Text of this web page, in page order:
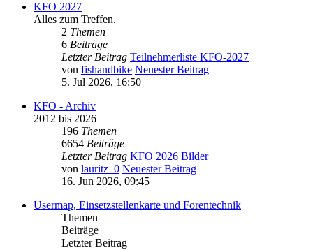
KFO 2027
Alles zum Treffen.
2 Themen
6 Beiträge
Letzter Beitrag Teilnehmerliste KFO-2027
von fishandbike Neuester Beitrag
5. Jul 2026, 16:50
KFO - Archiv
2012 bis 2026
196 Themen
6654 Beiträge
Letzter Beitrag KFO 2026 Bilder
von lauritz_0 Neuester Beitrag
16. Jun 2026, 09:45
Usermap, Einsetzstellenkarte und Forentechnik
Themen
Beiträge
Letzter Beitrag